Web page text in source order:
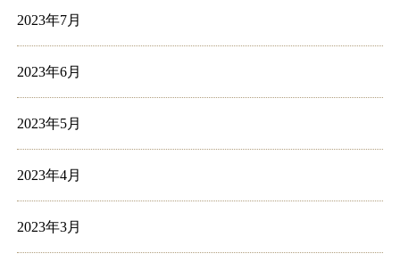
2023年7月
2023年6月
2023年5月
2023年4月
2023年3月